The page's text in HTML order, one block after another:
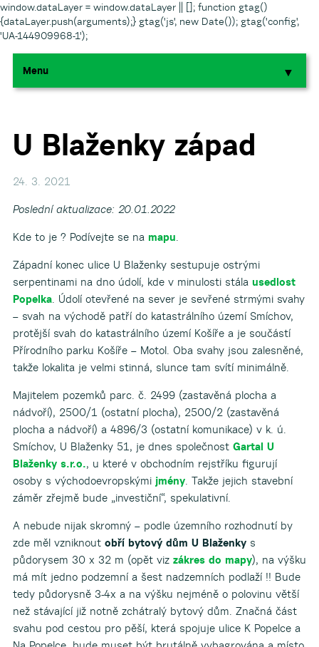
window.dataLayer = window.dataLayer || []; function gtag()
{dataLayer.push(arguments);} gtag('js', new Date()); gtag('config',
'UA-144909968-1');
Menu ▼
▼
▼
U Blaženky západ
24. 3. 2021
Poslední aktualizace: 20.01.2022
Kde to je ? Podívejte se na mapu.
Západní konec ulice U Blaženky sestupuje ostrými
serpentinami na dno údolí, kde v minulosti stála usedlost
Popelka. Údolí otevřené na sever je sevřené strmými svahy
– svah na východě patří do katastrálního území Smíchov,
protější svah do katastrálního území Košíře a je součástí
Přírodního parku Košíře – Motol. Oba svahy jsou zalesněné,
takže lokalita je velmi stinná, slunce tam svítí minimálně.
Majitelem pozemků parc. č. 2499 (zastavěná plocha a
nádvoří), 2500/1 (ostatní plocha), 2500/2 (zastavěná
plocha a nádvoří) a 4896/3 (ostatní komunikace) v k. ú.
Smíchov, U Blaženky 51, je dnes společnost Gartal U
Blaženky s.r.o., u které v obchodním rejstříku figurují
osoby s východoevropskými jmény. Takže jejich stavební
záměr zřejmě bude „investiční“, spekulativní.
A nebude nijak skromný – podle územního rozhodnutí by
zde měl vzniknout obří bytový dům U Blaženkys
půdorysem 30 x 32 m (opět viz zákres do mapy), na výšku
má mít jedno podzemní a šest nadzemních podlaží !! Bude
tedy půdorysně 3-4x a na výšku nejméně o polovinu větší
než stávající již notně zchátralý bytový dům. Značná část
svahu pod cestou pro pěší, která spojuje ulice K Popelce a